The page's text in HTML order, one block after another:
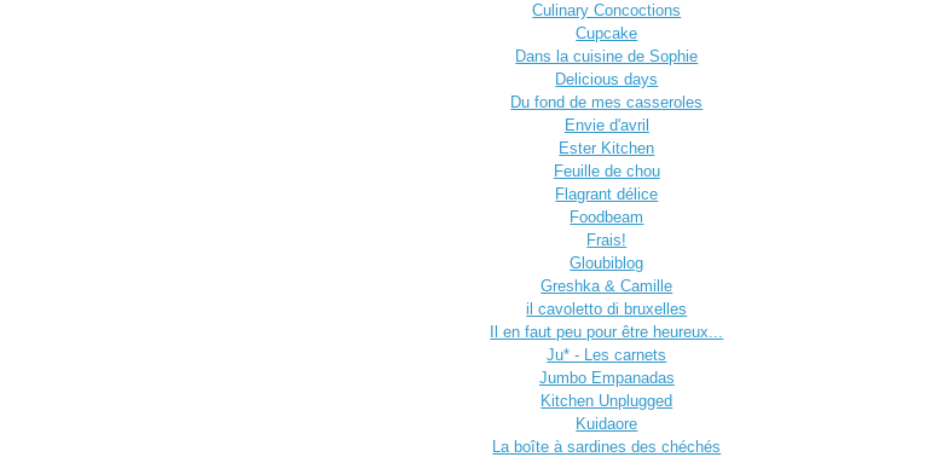
Culinary Concoctions
Cupcake
Dans la cuisine de Sophie
Delicious days
Du fond de mes casseroles
Envie d'avril
Ester Kitchen
Feuille de chou
Flagrant délice
Foodbeam
Frais!
Gloubiblog
Greshka & Camille
il cavoletto di bruxelles
Il en faut peu pour être heureux...
Ju* - Les carnets
Jumbo Empanadas
Kitchen Unplugged
Kuidaore
La boîte à sardines des chéchés